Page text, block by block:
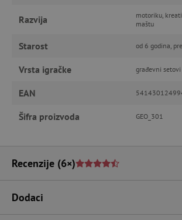
Razvija
motoriku,
maštu
Starost od 6 godina,
Vrsta igračke građevni setovi
EAN
Šifra proizvoda GEO_301
Recenzije (6×)
Dodaci
odgovarajuće upotrebljavati bez nužno
CookieScriptConsent
Googleovu politiku privatnosti